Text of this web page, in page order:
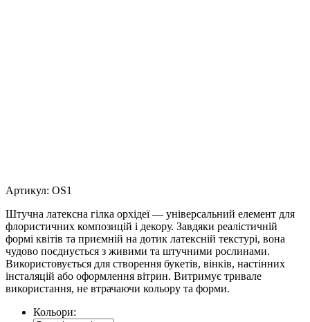
Артикул: OS1
Штучна латексна гілка орхідеї — універсальний елемент для
флористичних композицій і декору. Завдяки реалістичній
формі квітів та приємній на дотик латексній текстурі, вона
чудово поєднується з живими та штучними рослинами.
Використовується для створення букетів, вінків, настінних
інсталяцій або оформлення вітрин. Витримує тривале
використання, не втрачаючи кольору та форми.
Кольори: